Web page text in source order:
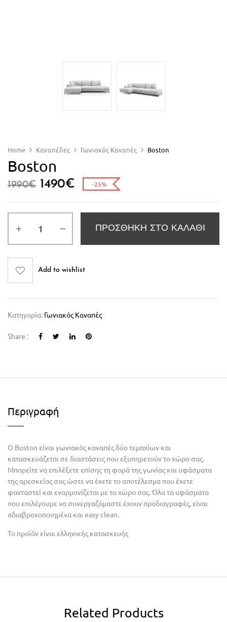
Home Καναπέδες Γωνιακός Καναπές Boston
Boston
1990€ 1490€ -25%
ΠΡΟΣΘΉΚΗ ΣΤΟ ΚΑΛΆΘΙ
Add to wishlist
Κατηγορία: Γωνιακός Καναπές
Share :
Περιγραφή
O Boston είναι γωνιακός καναπές δύο τεμαχίων και
κατασκευάζεται σε διαστάσεις που εξυπηρετούν το χώρο σας.
Μπορείτε να επιλέξετε επίσης τη φορά της γωνίας και υφάσματα
της αρεσκείας σας ώστε να έχετε το αποτέλεσμα που έχετε
φανταστεί και εναρμονίζεται με το χώρο σας. Όλα τα υφάσματα
που επιλέγουμε να συνεργαζόμαστε έχουν προδιαγραφές, είναι
αδιαβροχοποιημένα και easy clean.
Το προϊόν είναι ελληνικής κατασκευής
Related Products